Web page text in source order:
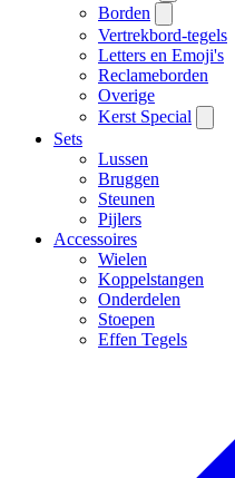
Borden
Vertrekbord-tegels
Letters en Emoji's
Reclameborden
Overige
Kerst Special
Sets
Lussen
Bruggen
Steunen
Pijlers
Accessoires
Wielen
Koppelstangen
Onderdelen
Stoepen
Effen Tegels